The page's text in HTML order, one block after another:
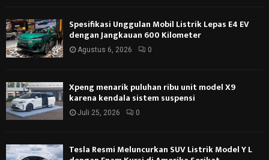
Spesifikasi Unggulan Mobil Listrik Lepas E4 EV
dengan Jangkauan 600 Kilometer
Agustus 6, 2026 0
Xpeng menarik puluhan ribu unit model X9
karena kendala sistem suspensi
Juli 25, 2026 0
Tesla Resmi Meluncurkan SUV Listrik Model Y L